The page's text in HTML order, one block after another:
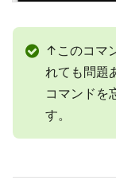
↑このコマ
れても問題
コマンドを
す。